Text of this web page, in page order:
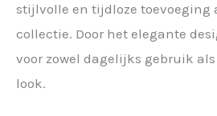
stijlvolle en tijdloze toevoeging
collectie. Door het elegante
voor zowel dagelijks gebruik
look.